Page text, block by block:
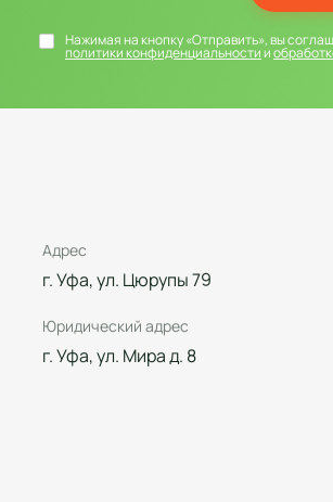
Нажимая на кнопку «Отправить», вы
политики конфиденциальностии
Адрес
г. Уфа, ул. Цюрупы 79
Юридический адрес
г. Уфа, ул. Мира д. 8